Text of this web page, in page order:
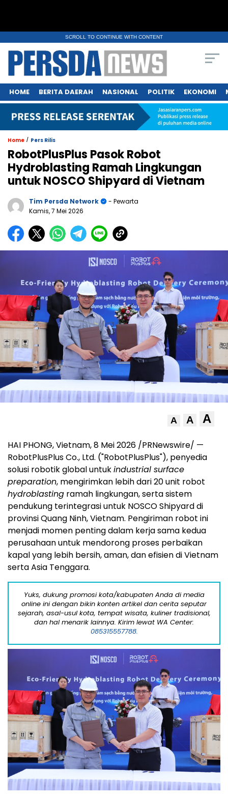
SCROLL TO CONTINUE WITH CONTENT
HOME BERITA DAERAH NASIONAL POLITIK EKONOMI
Home / Pers Rilis
RobotPlusPlus Pasok Robot
Hydroblasting Ramah Lingkungan
untuk NOSCO Shipyard di Vietnam
Tim Persda Network
- Pewarta
Kamis, 7 Mei 2026
A A A
HAI PHONG, Vietnam,8 Mei 2026 /PRNewswire/ —
RobotPlusPlus Co., Ltd. ("RobotPlusPlus"), penyedia
solusi robotik global untukindustrial surface
preparation, mengirimkan lebih dari 20 unit robot
hydroblasting ramah lingkungan, serta sistem
pendukung terintegrasi untuk NOSCO Shipyard di
provinsi Quang Ninh, Vietnam. Pengiriman robot ini
menjadi momen penting dalam kerja sama kedua
perusahaan untuk mendorong proses perbaikan
kapal yang lebih bersih, aman, dan efisien di Vietnam
serta Asia Tenggara.
Yuks, dukung promosi kota/kabupaten Anda di media
online ini dengan bikin konten artikel dan cerita seputar
sejarah, asal-usul kota, tempat wisata, kuliner tradisional,
dan hal menarik lainnya. Kirim lewat WA Center:
085315557788.